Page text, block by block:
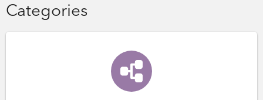
Categories